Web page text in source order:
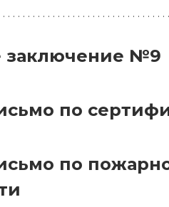
заключение №9
по
по